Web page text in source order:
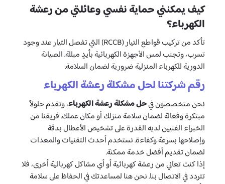
كيف يمكنني حماية نفسي وعائلتي من رعشة
الكهرباء؟
تأكد من تركيب قواطع التيار (RCCB) التي تفصل التيار عند وجود
تسرب، وتجنب لمس الأجهزة الكهربائية بأيدٍ مبللة. الصيانة
الدورية للكهرباء المنزلية ضرورية لضمان السلامة.
رقم شركتنا لحل مشكلة رعشة الكهرباء
نحن متخصصون فيحل مشكلة رعشة الكهرباء، ونقدم حلولاً
مبتكرة وفعالة لضمان سلامة منزلك أو مكان عملك. فريقنا من
الخبراء الفنيين لديه القدرة على تشخيص الأعطال بدقة
وإصلاحها بسرعة وكفاءة. نستخدم أحدث التقنيات والمعدات
لضمان تقديم أفضل خدمة ممكنة.
إذا كنت تعاني من رعشة كهربائية أو أي مشاكل كهربائية أخرى، فلا
تتردد في الاتصال بنا. نحن هنا لمساعدتك في الحفاظ على سلامة